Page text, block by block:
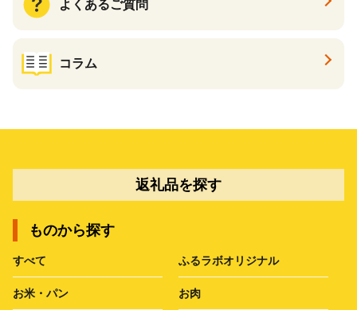
よくあるご質問
コラム
返礼品を探す
ものから探す
すべて ふるラボオリジナル
お米・パン お肉